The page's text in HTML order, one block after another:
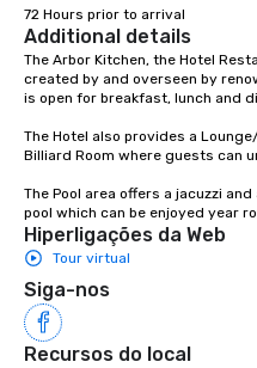
72 Hours prior to arrival
Additional details
The Arbor Kitchen, the Hotel
created by and overseen by
is open for breakfast, lunch and
The Hotel also provides a
Billiard Room where guests can
The Pool area offers a jacuzzi
pool which can be enjoyed year
Hiperligações da Web
Tour virtual
Siga-nos
Recursos do local